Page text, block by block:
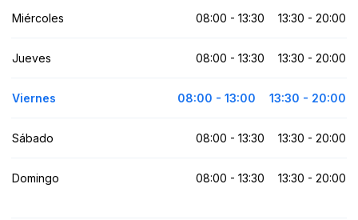
Miércoles 08:00 - 13:30 13:30 - 20:00
Jueves 08:00 - 13:30 13:30 - 20:00
Viernes 08:00 - 13:00 13:30 - 20:00
Sábado 08:00 - 13:30 13:30 - 20:00
Domingo 08:00 - 13:30 13:30 - 20:00